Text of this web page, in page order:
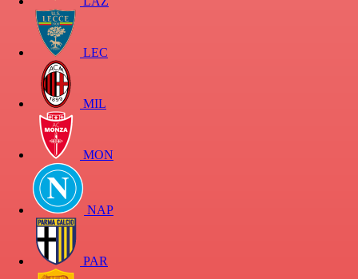
LEC
MIL
MON
NAP
PAR